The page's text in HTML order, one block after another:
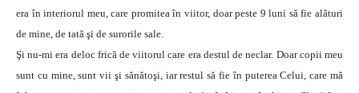
era în interiorul meu, care promitea în viitor, doar peste 9 luni să fie alături
de mine, de tată şi de surorile sale.
Şi nu-mi era deloc frică de viitorul care era destul de neclar. Doar copii meu
sunt cu mine, sunt vii şi sănătoşi, iar restul să fie în puterea Celui, care mă